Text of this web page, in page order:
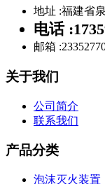
地址 :福建省
电话 :
邮箱 :
关于我们
公司简介
联系我们
产品分类
泡沫灭火装置